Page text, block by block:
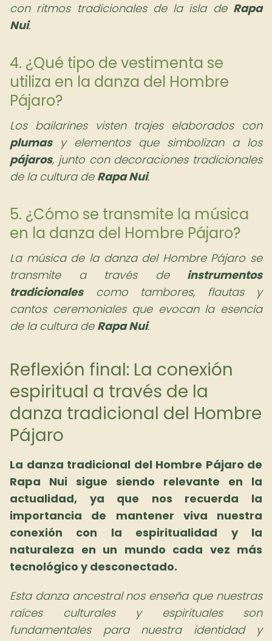
con ritmos tradicionales de la isla de Rapa
Nui.
4. ¿Qué tipo de vestimenta se
utiliza en la danza del Hombre
Pájaro?
Los bailarines visten trajes elaborados con
plumasy elementos que simbolizan a los
pájaros, junto con decoraciones tradicionales
de la cultura de Rapa Nui.
5. ¿Cómo se transmite la música
en la danza del Hombre Pájaro?
La música de la danza del Hombre Pájaro se
transmite a través de instrumentos
tradicionalescomo tambores, flautas y
cantos ceremoniales que evocan la esencia
de la cultura de Rapa Nui.
Reflexión final: La conexión
espiritual a través de la
danza tradicional del Hombre
Pájaro
La danza tradicional del Hombre Pájaro de
Rapa Nui sigue siendo relevante en la
actualidad, ya que nos recuerda la
importancia de mantener viva nuestra
conexión con la espiritualidad y la
naturaleza en un mundo cada vez más
tecnológico y desconectado.
Esta danza ancestral nos enseña que nuestras
raíces culturales y espirituales son
fundamentales para nuestra identidad y